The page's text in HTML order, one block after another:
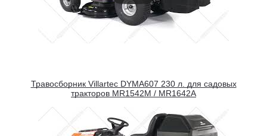
Травосборник Villartec DYMA607 230 л. для садовых
тракторов MR1542M / MR1642А